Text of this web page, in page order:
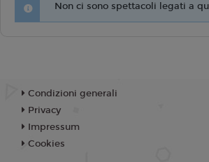
Non ci sono spettacoli legati a
Condizioni generali
Privacy
Impressum
Cookies